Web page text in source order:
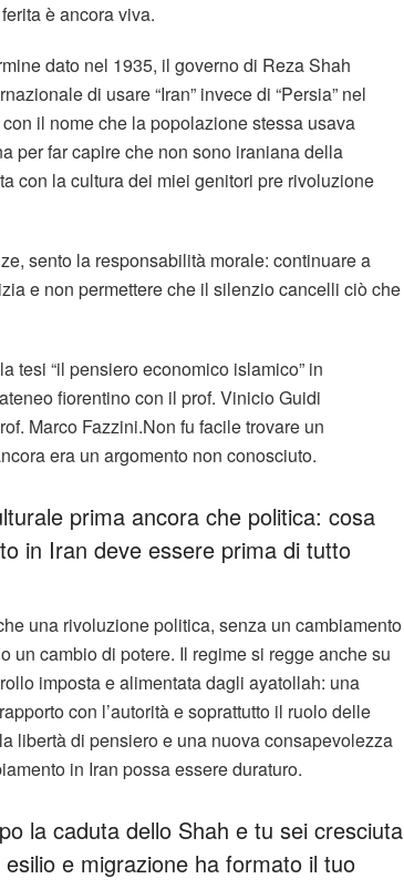
è ancora viva.
dato nel 1935, il governo di Reza Shah
di usare “Iran” invece di “Persia” nel
il nome che la popolazione stessa usava
per far capire che non sono iraniana della
con la cultura dei miei genitori pre rivoluzione
sento la responsabilità morale: continuare a
e non permettere che il silenzio cancelli ciò che
tesi “il pensiero economico islamico” in
fiorentino con il prof. Vinicio Guidi
Marco Fazzini.Non fu facile trovare un
era un argomento non conosciuto.
prima ancora che politica: cosa
in Iran deve essere prima di tutto
una rivoluzione politica, senza un cambiamento
un cambio di potere. Il regime si regge anche su
imposta e alimentata dagli ayatollah: una
con l’autorità e soprattutto il ruolo delle
libertà di pensiero e una nuova consapevolezza
in Iran possa essere duraturo.
la caduta dello Shah e tu sei cresciuta
e migrazione ha formato il tuo